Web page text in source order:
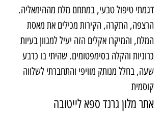
דגמתי טיפול טבעי, במתחם מלח מההימאליה.
הרצפה, התקרה, הקירות מכילים את מאסת
המלח, והמיקרו אקלים הזה יעיל למגוון בעיות
כרוניות והקלה בסימפטומים. שהיתי בו כרבע
שעה, בחלל מנותק מוויפי והתחברתי לשלווה
קוסמית
אתר מלון גרנד ספא לייטובה